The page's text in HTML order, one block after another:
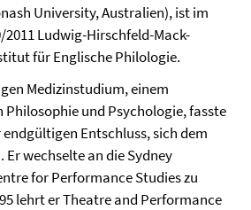
University, Australien), ist im
Ludwig-Hirschfeld-Mack-
für Englische Philologie.
Medizinstudium, einem
Philosophie und Psychologie, fasste
Entschluss, sich dem
wechselte an die Sydney
for Performance Studies zu
lehrt er Theatre and Performance